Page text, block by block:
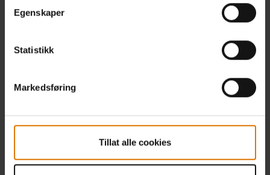
Egenskaper
Statistikk
Markedsføring
Tillat alle cookies